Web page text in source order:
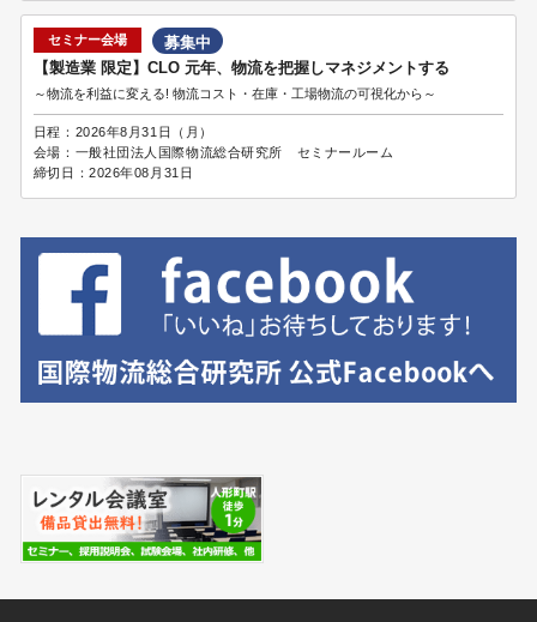
セミナー会場
募集中
【製造業 限定】CLO 元年、物流を把握しマネジメントする
～物流を利益に変える! 物流コスト・在庫・工場物流の可視化から～
日程： 2026年8月31日（月）
会場： 一般社団法人国際物流総合研究所 セミナールーム
締切日：2026年08月31日